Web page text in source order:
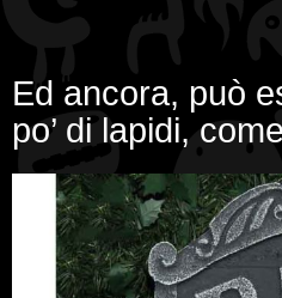
Ed ancora, può
po’ di lapidi,